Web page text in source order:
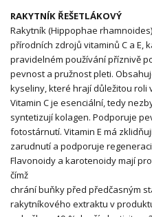
RAKYTNÍK ŘEŠETLÁKOVÝ
Rakytník (Hippophae
přírodních zdrojů vitaminů C a E,
pravidelném používání příznivě
pevnost a pružnost pleti.
kyseliny, které hrají důležitou roli
Vitamin C je esenciální, tedy
syntetizují kolagen. Podporuje
fotostárnutí. Vitamin E má
zarudnutí a podporuje
Flavonoidy a karotenoidy mají
čímž
chrání buňky před předčasným
rakytníkového extraktu v